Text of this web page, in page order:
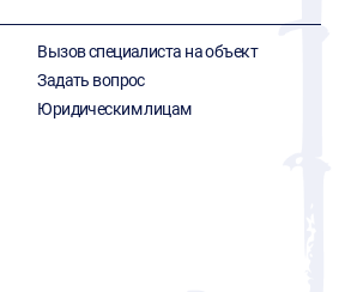
Вызов специалиста на объект
Задать вопрос
Юридическим лицам